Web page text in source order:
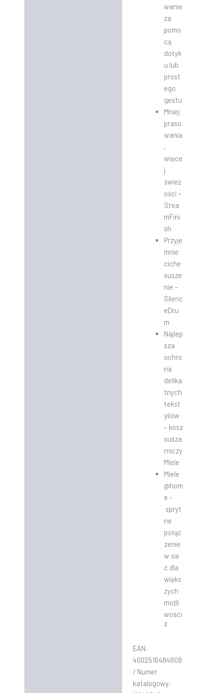
wanie
za
pomo
cą
dotyk
u lub
prost
ego
gestu
Mniej
praso
wania
,
więce
j
śwież
ości –
Stea
mFini
sh
Przyje
mnie
ciche
susze
nie –
Silenc
eDru
m
Najlep
sza
ochro
na
delika
tnych
tekst
yliów
– kosz
susza
rniczy
Miele
Miele
@hom
e –
spryt
ne
połąc
zenie
w sie
ć dla
więks
zych
możli
wości
2
EAN:
4002516484608
/ Numer
katalogowy: